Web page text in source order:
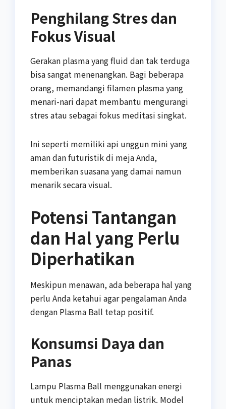
Penghilang Stres dan
Fokus Visual
Gerakan plasma yang fluid dan tak terduga
bisa sangat menenangkan. Bagi beberapa
orang, memandangi filamen plasma yang
menari-nari dapat membantu mengurangi
stres atau sebagai fokus meditasi singkat.
Ini seperti memiliki api unggun mini yang
aman dan futuristik di meja Anda,
memberikan suasana yang damai namun
menarik secara visual.
Potensi Tantangan
dan Hal yang Perlu
Diperhatikan
Meskipun menawan, ada beberapa hal yang
perlu Anda ketahui agar pengalaman Anda
dengan Plasma Ball tetap positif.
Konsumsi Daya dan
Panas
Lampu Plasma Ball menggunakan energi
untuk menciptakan medan listrik. Model